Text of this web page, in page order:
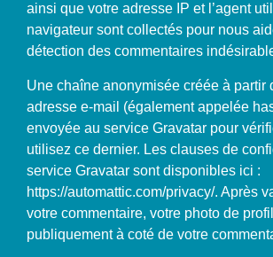
ainsi que votre adresse IP et l’agent
navigateur sont collectés pour nous
détection des commentaires
Une chaîne anonymisée créée à partir
adresse e-mail (également appelée
envoyée au service Gravatar pour
utilisez ce dernier. Les clauses de
service Gravatar sont disponibles ici :
https://automattic.com/privacy/. Après
votre commentaire, votre photo de
publiquement à coté de votre